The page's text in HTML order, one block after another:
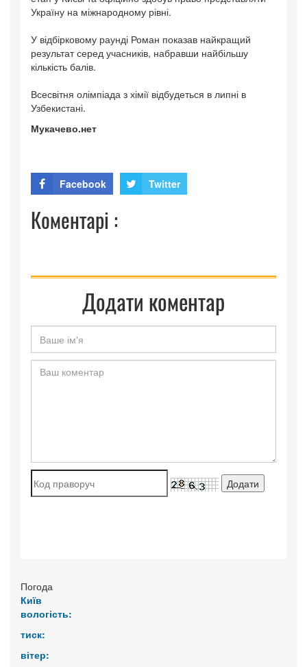
Україну на міжнародному рівні.
У відбірковому раунді Роман показав найкращий
результат серед учасників, набравши найбільшу
кількість балів.
Всесвітня олімпіада з хімії відбудеться в липні в
Узбекистані.
Мукачево.нет
Facebook Twitter
Коментарі :
Додати коментар
Погода
Київ
вологість:
тиск:
вітер: